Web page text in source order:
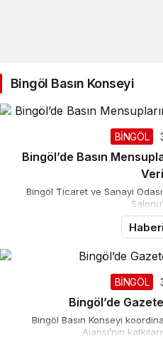
Bingöl Basın Konseyi
BİNGÖL
Bingöl’de Basın
Bingöl Ticaret ve Sanayi
BİNGÖL
Bingöl’de
Bingöl Basın Konseyi
Ajansı’nın